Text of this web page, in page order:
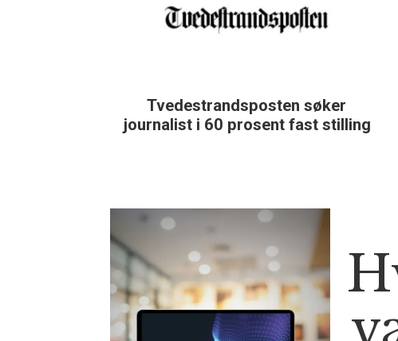
Tvedestrandsposten søker
journalist i 60 prosent fast stilling